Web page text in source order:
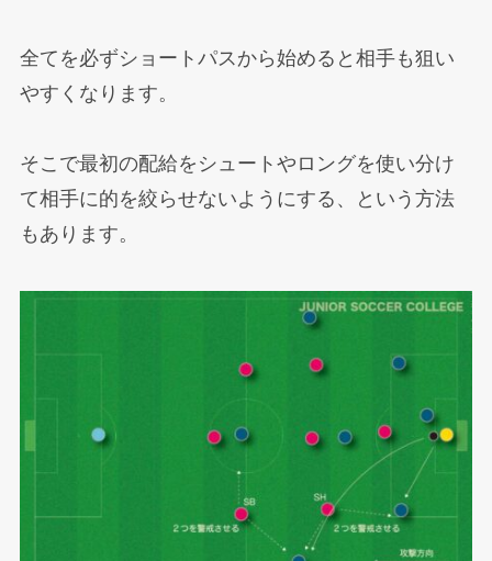
全てを必ずショートパスから始めると相手も狙い
やすくなります。
そこで最初の配給をシュートやロングを使い分け
て相手に的を絞らせないようにする、という方法
もあります。